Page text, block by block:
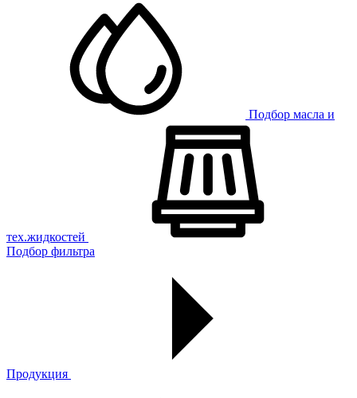
Подбор масла и
тех.жидкостей
Подбор фильтра
Продукция